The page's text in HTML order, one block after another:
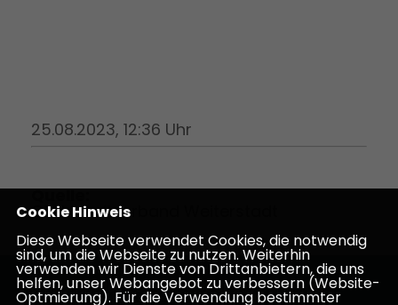
25.08.2023, 12:36 Uhr
Quelle:
CDU Stadtverband Weiterstadt
Homepage des CDU Kreisverbandes Darmstadt-
Cookie Hinweis
Diese Webseite verwendet Cookies, die notwendig
sind, um die Webseite zu nutzen. Weiterhin
verwenden wir Dienste von Drittanbietern, die uns
helfen, unser Webangebot zu verbessern (Website-
Optmierung). Für die Verwendung bestimmter